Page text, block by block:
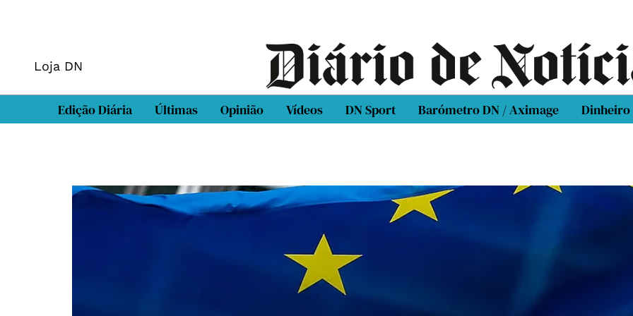
Loja DN
Edição Diária Últimas Opinião Vídeos DN Sport Barómetro DN / Aximage Dinheiro